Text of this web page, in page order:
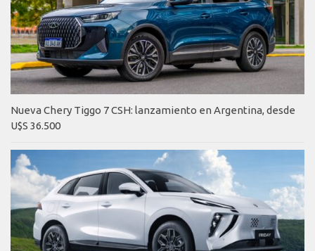
Nueva Chery Tiggo 7 CSH: lanzamiento en Argentina, desde
U$S 36.500